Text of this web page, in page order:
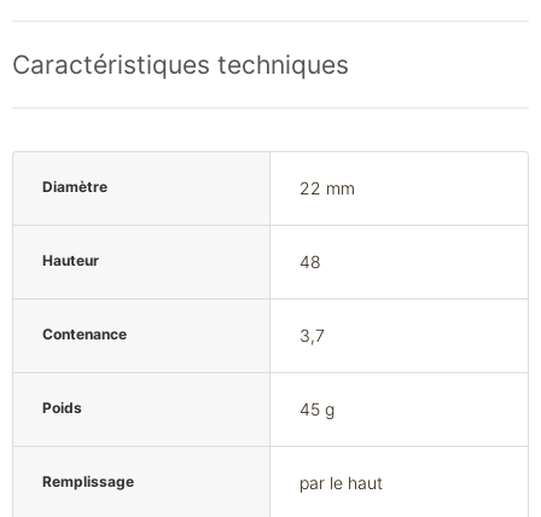
Caractéristiques techniques
Diamètre 22 mm
Hauteur 48
Contenance 3,7
Poids 45 g
Remplissage par le haut